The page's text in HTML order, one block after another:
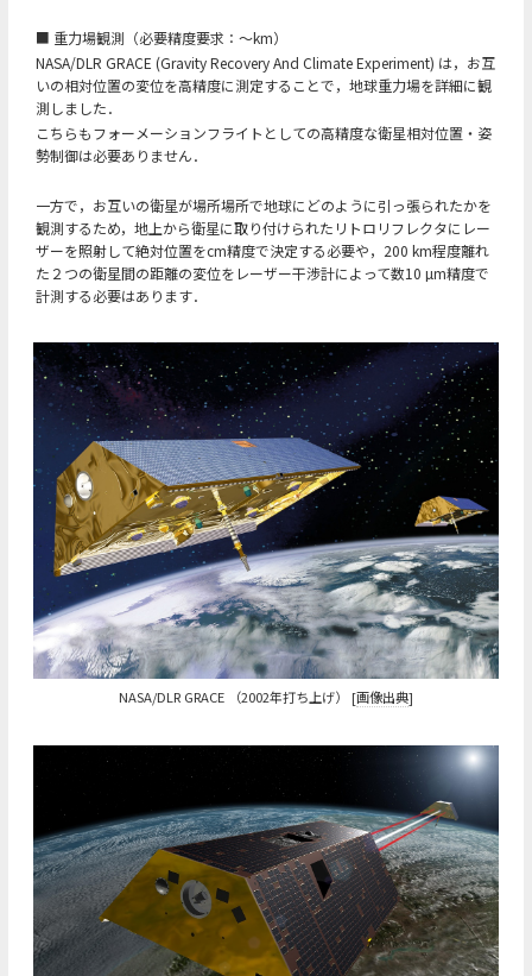
■ 重力場観測（必要精度要求：～km）
NASA/DLR GRACE (Gravity Recovery And Climate Experiment) は，お互
いの相対位置の変位を高精度に測定することで，地球重力場を詳細に観
測しました．
こちらもフォーメーションフライトとしての高精度な衛星相対位置・姿
勢制御は必要ありません．
一方で，お互いの衛星が場所場所で地球にどのように引っ張られたかを
観測するため，地上から衛星に取り付けられたリトロリフレクタにレー
ザーを照射して絶対位置をcm精度で決定する必要や，200 km程度離れ
た２つの衛星間の距離の変位をレーザー干渉計によって数10 µm精度で
計測する必要はあります．
NASA/DLR GRACE （2002年打ち上げ） [画像出典]